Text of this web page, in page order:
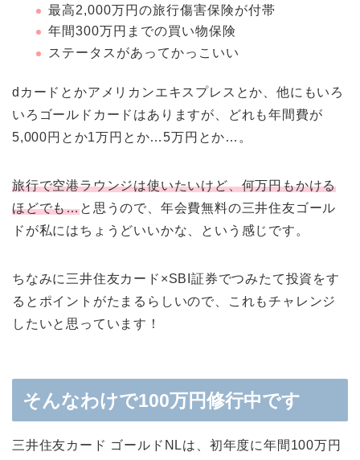
最高2,000万円の旅行傷害保険が付帯
年間300万円までの買い物保険
ステータスがあってかっこいい
dカードとかアメリカンエキスプレスとか、他にもいろ
いろゴールドカードはありますが、どれも年間費が
5,000円とか1万円とか…5万円とか…。
旅行で空港ラウンジは使いたいけど、何万円もかける
ほどでも…と思うので、年会費無料の三井住友ゴール
ドが私にはちょうどいいかな、という感じです。
ちなみに三井住友カード×SBI証券でつみたて投資をす
るとポイントがたまるらしいので、これもチャレンジ
したいと思っています！
そんなわけで100万円修行中です
三井住友カード ゴールドNLは、初年度に年間100万円